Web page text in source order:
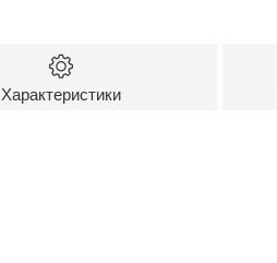
Характеристики